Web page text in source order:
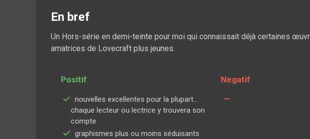
En bref
Un Hors-série en demi-teinte pour moi qui connaissait déjà certaines
amatrices de Lovecraft plus jeunes.
Positif
nouvelles excellentes pour la plupart...
chaque lecteur ou lectrice y trouvera son
compte
graphismes plus ou moins séduisants
Negatif